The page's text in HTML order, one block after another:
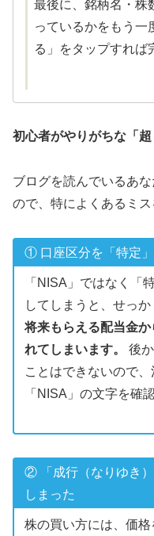
最後に、銘柄名・株
っているかをもう一
る」をタップすれば
初心者がやりがちな「超
ブログを読んでいるあ
ので、特によくあるミス
① 口座区分を「特定
「NISA」ではなく「
してしまうと、せっ
将来もらえる配当金
れてしまいます。
後
ことはできないので
「NISA」の文字を確
② 「成行（なりゆき
しまった
株の買い方には、価